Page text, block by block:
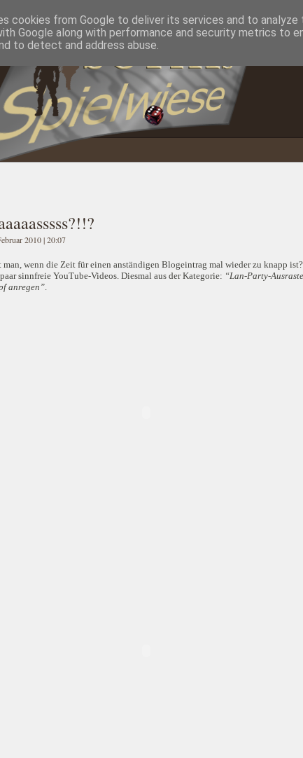
Datenschutzererklärung
2010 | 20:07
man, wenn die Zeit für einen anständigen Blogeintrag mal wieder zu knapp
sinnfreie YouTube-Videos. Diesmal aus der Kategorie: “Lan-Party-
anregen”.
cookies from Google to deliver its services and to analyze
Google along with performance and security metrics to
to detect and address abuse.